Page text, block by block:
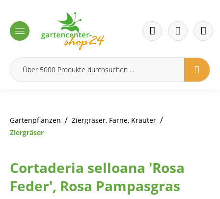
Gartenpflanzen / Ziergräser, Farne, Kräuter /
Ziergräser
Cortaderia selloana 'Rosa
Feder', Rosa Pampasgras